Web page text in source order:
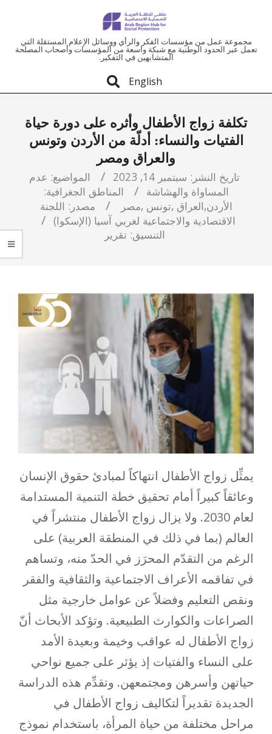
ملتقى
العربية
للحماية
الاجتماعية
مجموعة عمل من مؤسسات الفكر والرأي ووسائل الإعلام المستقلة التي
تعمل عبر الحدود الوطنية مع شبكة واسعة من المؤسسات وأصحاب المصلحة
المتشابهين في التفكير.
English
تكلفة زواج الأطفال وأثره على دورة حياة
الفتيات والنساء: أدلّة من الأردن وتونس
والعراق ومصر
تاريخ النشر: سبتمبر 14, 2023 المواضيع: عدم
المساواة والهشاشة
المناطق الجغرافية:
الأردن,العراق ,تونس ,مصر مصدر: اللجنة
الاقتصادية والاجتماعية لغربي آسيا (الإسكوا)
التنسيق: تقرير
يمثِّل زواج الأطفال انتهاكاً لمبادئ حقوق الإنسان
وعائقاً كبيراً أمام تحقيق خطة التنمية المستدامة
لعام 2030. ولا يزال زواج الأطفال منتشراً في
العالم (بما في ذلك في المنطقة العربية) على
الرغم من التقدّم المحرَز في الحدّ منه، وتساهم
في تفاقمه الأعراف الاجتماعية والثقافية والفقر
ونقص التعليم وفضلاً عن عوامل خارجية مثل
الصراعات والكوارث الطبيعية. وتؤكد الأبحاث أنّ
زواج الأطفال له عواقب وخيمة وبعيدة الأمد
على النساء والفتيات إذ يؤثر على جميع نواحي
حياتهن وأسرهن ومجتمعهن. وتقدِّم هذه الدراسة
الجديدة تقديراً لتكاليف زواج الأطفال في
مراحل مختلفة من حياة المرأة، باستخدام نموذج